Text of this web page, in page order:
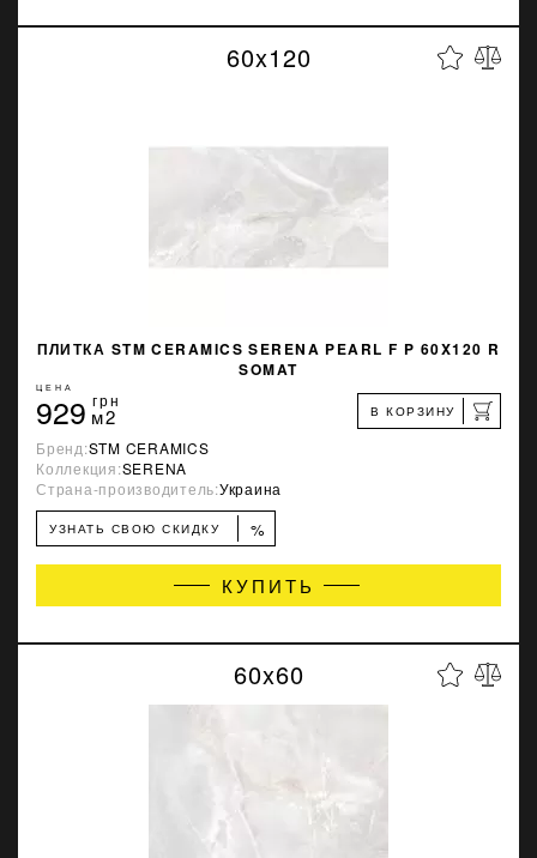
60x120
ПЛИТКА STM CERAMICS SERENA PEARL F P 60X120 R
SOMAT
ЦЕНА
929 грн
м2 В КОРЗИНУ
Бренд:STM CERAMICS
Коллекция:SERENA
Страна-производитель:Украина
УЗНАТЬ СВОЮ СКИДКУ %
КУПИТЬ
60x60